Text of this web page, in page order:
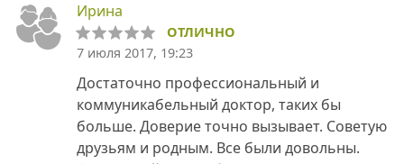
Ирина
ОТЛИЧНО
7 июля 2017, 19:23
Достаточно профессиональный и
коммуникабельный доктор, таких бы
больше. Доверие точно вызывает. Советую
друзьям и родным. Все были довольны.